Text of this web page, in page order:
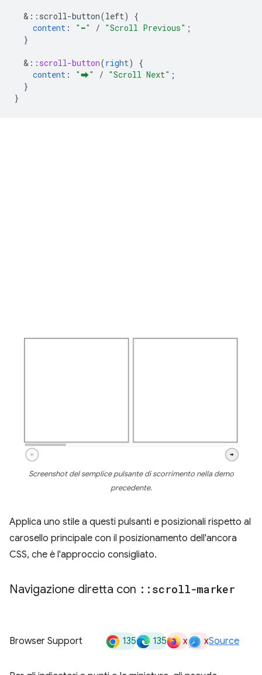
& ::scroll-button(left)
{
content : "⬅" / "Scroll Previous" ;
}
& :: scroll-button(right)
{
content : "⮕" / "Scroll Next" ;
}
}
Screenshot del semplice pulsante di scorrimento nella demo
precedente.
Applica uno stile a questi pulsanti e posizionali rispetto al
carosello principale con il posizionamento dell'ancora
CSS, che è l'approccio consigliato.
Navigazione diretta con :: scroll-marker
Browser Support 135 135 x xSource